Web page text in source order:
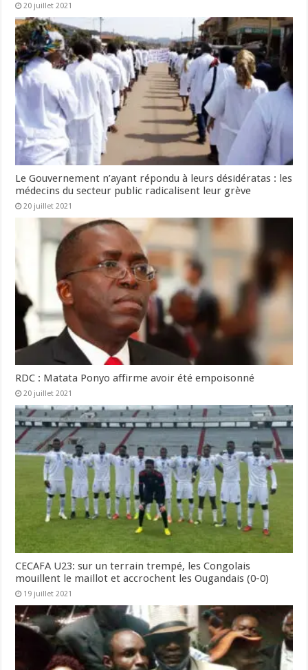
20 juillet 2021
Le Gouvernement n’ayant répondu à leurs désidératas : les
médecins du secteur public radicalisent leur grève
20 juillet 2021
RDC : Matata Ponyo affirme avoir été empoisonné
20 juillet 2021
CECAFA U23: sur un terrain trempé, les Congolais
mouillent le maillot et accrochent les Ougandais (0-0)
19 juillet 2021